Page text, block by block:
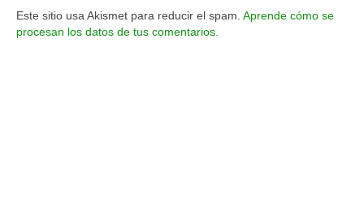
Este sitio usa Akismet para reducir el spam. Aprende cómo se
procesan los datos de tus comentarios.